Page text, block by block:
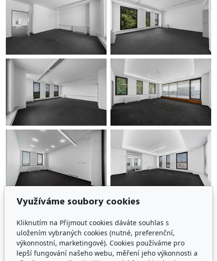
Využíváme soubory cookies
Kliknutím na Přijmout cookies dáváte souhlas s
uložením vybraných cookies (nutné, preferenční,
výkonnostní, marketingové). Cookies používáme pro
lepší fungování našeho webu, měření jeho výkonnosti a